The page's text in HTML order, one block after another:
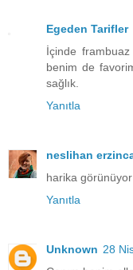
Egeden Tarifler
İçinde frambuaz
benim de
sağlık.
Yanıtla
neslihan
harika
Yanıtla
Unknown 28